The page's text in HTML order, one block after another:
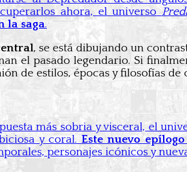
ahora, el universo
la saga.
, se está dibujando un
el pasado legendario. Si
de estilos, épocas y filosofías de
más sobria y visceral, el
y coral. Este nuevo
personajes icónicos y